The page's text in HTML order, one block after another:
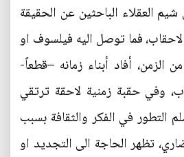
شيم العقلاء الباحثين عن الحقيقة
فما توصل اليه فيلسوف او
الزمن، أفاد أبناء زمانه –قطعاً-
وفي حقبة زمنية لاحقة ترتقي
التطور في الفكر والثقافة بسبب
تظهر الحاجة الى التجديد او